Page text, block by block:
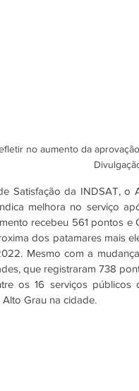
no aumento da
Satisfação da INDSAT,
melhora no serviço
recebeu 561 pontos
dos patamares mais
Mesmo com a
que registraram 738
os 16 serviços
Grau na cidade.